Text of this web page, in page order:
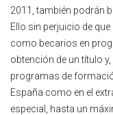
2011, también podrán
Ello sin perjuicio de
como becarios en
obtención de un título
programas de
España como en el
especial, hasta un